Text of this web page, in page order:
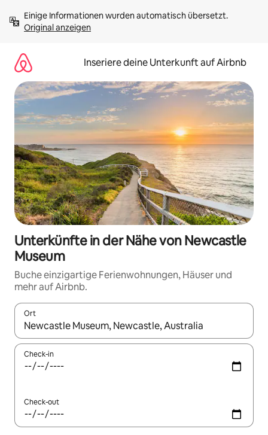
Inhalten
springenOriginal anzeigen
Inseriere deine Unterkunft auf Airbnb
Unterkünfte in der Nähe von Newcastle
Museum
Buche einzigartige Ferienwohnungen, Häuser und
mehr auf Airbnb.
Ort
Wenn Ergebnisse verfügbar sind, navigiere mit den
Check-in
Check-out